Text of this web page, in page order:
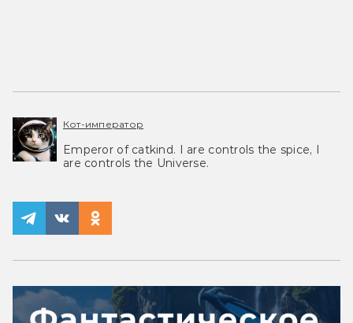
Кот-император
Emperor of catkind. I are controls the spice, I
are controls the Universe.